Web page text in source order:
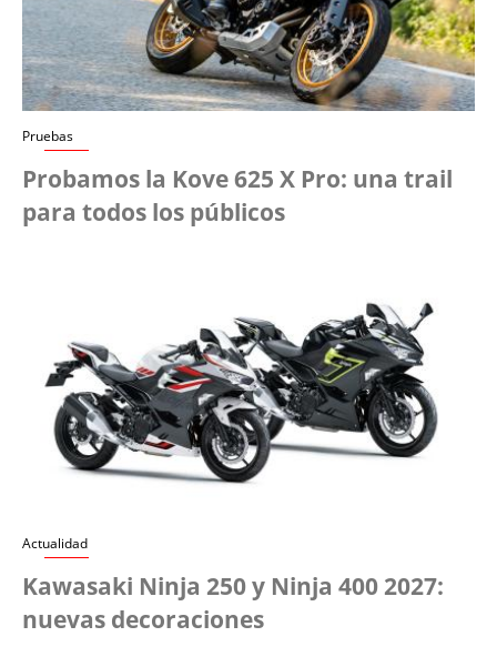
Pruebas
Probamos la Kove 625 X Pro: una trail
para todos los públicos
Actualidad
Kawasaki Ninja 250 y Ninja 400 2027:
nuevas decoraciones